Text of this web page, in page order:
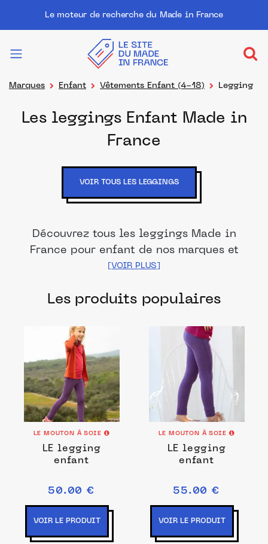
Le moteur de recherche du Made in France
Marques Enfant Vêtements Enfant (4-18) Legging
Les leggings Enfant Made in
France
VOIR TOUS LES LEGGINGS
Découvrez tous les leggings Made in
France pour enfant de nos marques et
distributeurs partenaires. Des produits
manufactures français pour chacune de
Les produits populaires
LE MOUTON À SOIE
LE legging
enfant
50.00 €
VOIR LE PRODUIT
LE MOUTON À SOIE
LE legging
enfant
55.00 €
VOIR LE PRODUIT